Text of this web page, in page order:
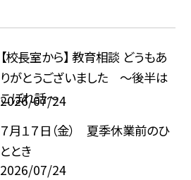
【校長室から】 教育相談 どうもあ
りがとうございました ～後半は
こぼれ話～
2026/07/24
７月１７日（金） 夏季休業前のひ
ととき
2026/07/24